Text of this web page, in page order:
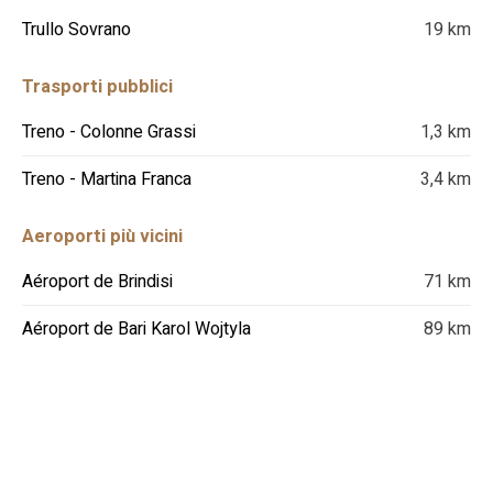
Trullo Sovrano
19 km
Trasporti pubblici
Treno - Colonne Grassi
1,3 km
Treno - Martina Franca
3,4 km
Aeroporti più vicini
Aéroport de Brindisi
71 km
Aéroport de Bari Karol Wojtyla
89 km